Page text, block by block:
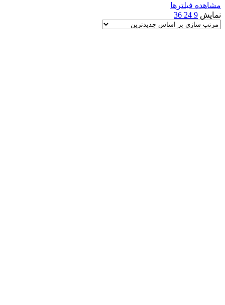
مشاهده فیلترها
نمایش 9
24
36